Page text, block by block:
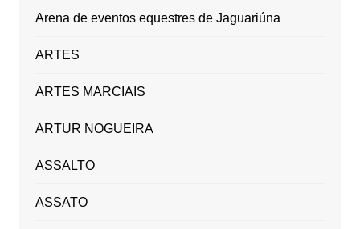
Arena de eventos equestres de Jaguariúna
ARTES
ARTES MARCIAIS
ARTUR NOGUEIRA
ASSALTO
ASSATO